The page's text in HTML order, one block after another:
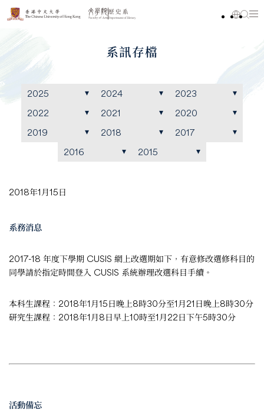
系訊存檔
2025 2024
2023
2022
2021
2020
2019
2018
2017
2016
2015
2018年1月15日
系務消息
2017-18 年度下學期 CUSIS 網上改選期如下，有意修改選修科目的
同學請於指定時間登入 CUSIS 系統辦理改選科目手續。
本科生課程：2018年1月15日晚上8時30分至1月21日晚上8時30分
研究生課程：2018年1月8日早上10時至1月22日下午5時30分
活動備忘